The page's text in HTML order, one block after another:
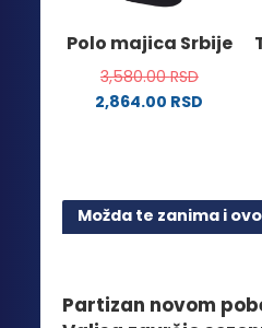
stranici
proizvoda.
Polo majica Srbije
3,580.00RSD
2,864.00 RSD
više
varijanti.
biti
Možda te zanima i
Partizan novom